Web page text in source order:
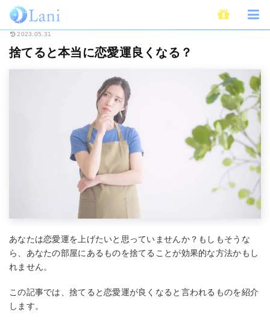
ホーム 開運
2023.05.31
捨てると本当に恋愛運良くなる？
あなたは恋愛運を上げたいと思っていませんか？もしもそうな
ら、あなたの部屋にあるものを捨てることが効果的な方法かもし
れません。
この記事では、捨てると恋愛運が良くなると言われるものを紹介
します。